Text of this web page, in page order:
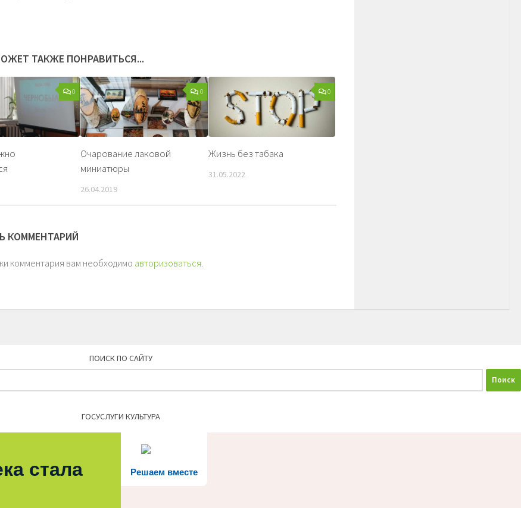
ТАКЖЕ ПОНРАВИТЬСЯ...
0 0
Очарование лаковой
миниатюры
26.04.2019
0
Жизнь без табака
31.05.2022
КОММЕНТАРИЙ
комментария вам необходимо авторизоваться
ПОИСК ПО САЙТУ
ГОСУСЛУГИ КУЛЬТУРА
Решаем вместе
стала